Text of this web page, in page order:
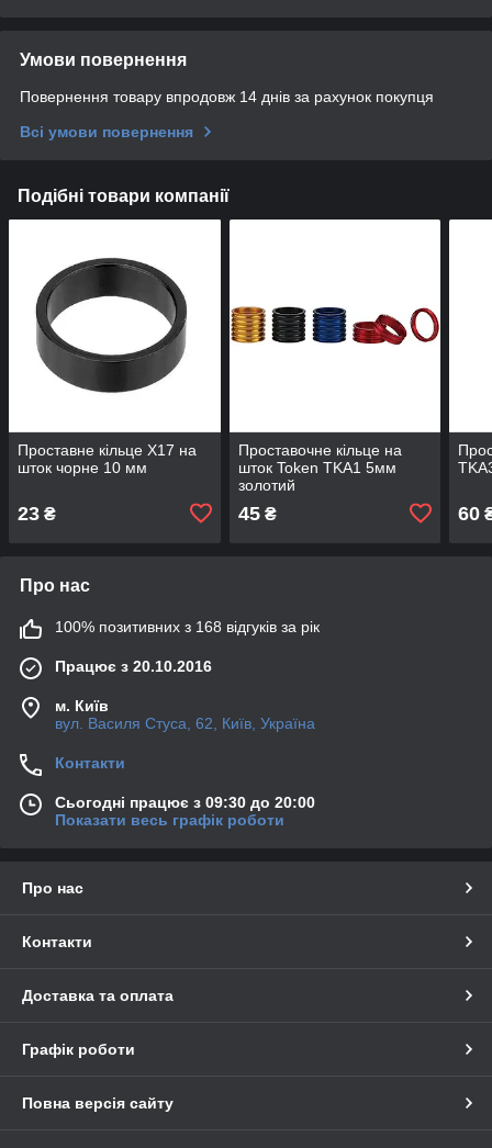
Умови повернення
Повернення товару впродовж 14 днів за рахунок покупця
Всі умови повернення
Подібні товари компанії
Проставне кільце X17 на
шток чорне 10 мм
23 ₴
Проставочне кільце на
шток Token TKA1 5мм
золотий
45₴ 60
Про нас
100% позитивних з 168 відгуків за рік
Працює з 20.10.2016
м. Київ
вул. Василя Стуса, 62, Київ, Україна
Контакти
Сьогодні працює з 09:30 до 20:00
Показати весь графік роботи
Про нас
Контакти
Доставка та оплата
Графік роботи
Повна версія сайту